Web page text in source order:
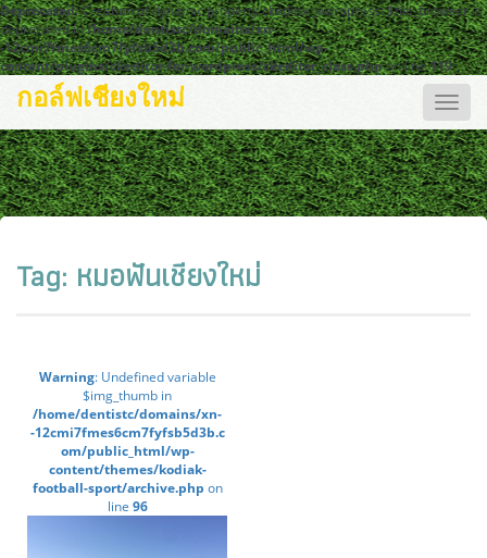
Deprecated: Creation of dynamic property ckeditor_wordpress::$file_browser is
deprecated in/home/dentistc/domains/xn-
-12cmi7fmes6cm7fyfsb5d3b.com/public_html/wp-
content/plugins/ckeditor-for-wordpress/ckeditor_class.phpon line119
Toggle
กอล์ฟเชียงใหม่
Tag: หมอฟันเชียงใหม่
Warning: Undefined variable
$img_thumb in
/home/dentistc/domains/xn-
-12cmi7fmes6cm7fyfsb5d3b.c
om/public_html/wp-
content/themes/kodiak-
football-sport/archive.php on
line 96